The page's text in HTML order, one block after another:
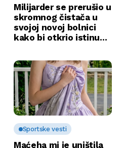
Milijarder se prerušio u
skromnog čistača u
svojoj novoj bolnici
kako bi otkrio istinu…
Sportske vesti
Maćeha mi je uništila